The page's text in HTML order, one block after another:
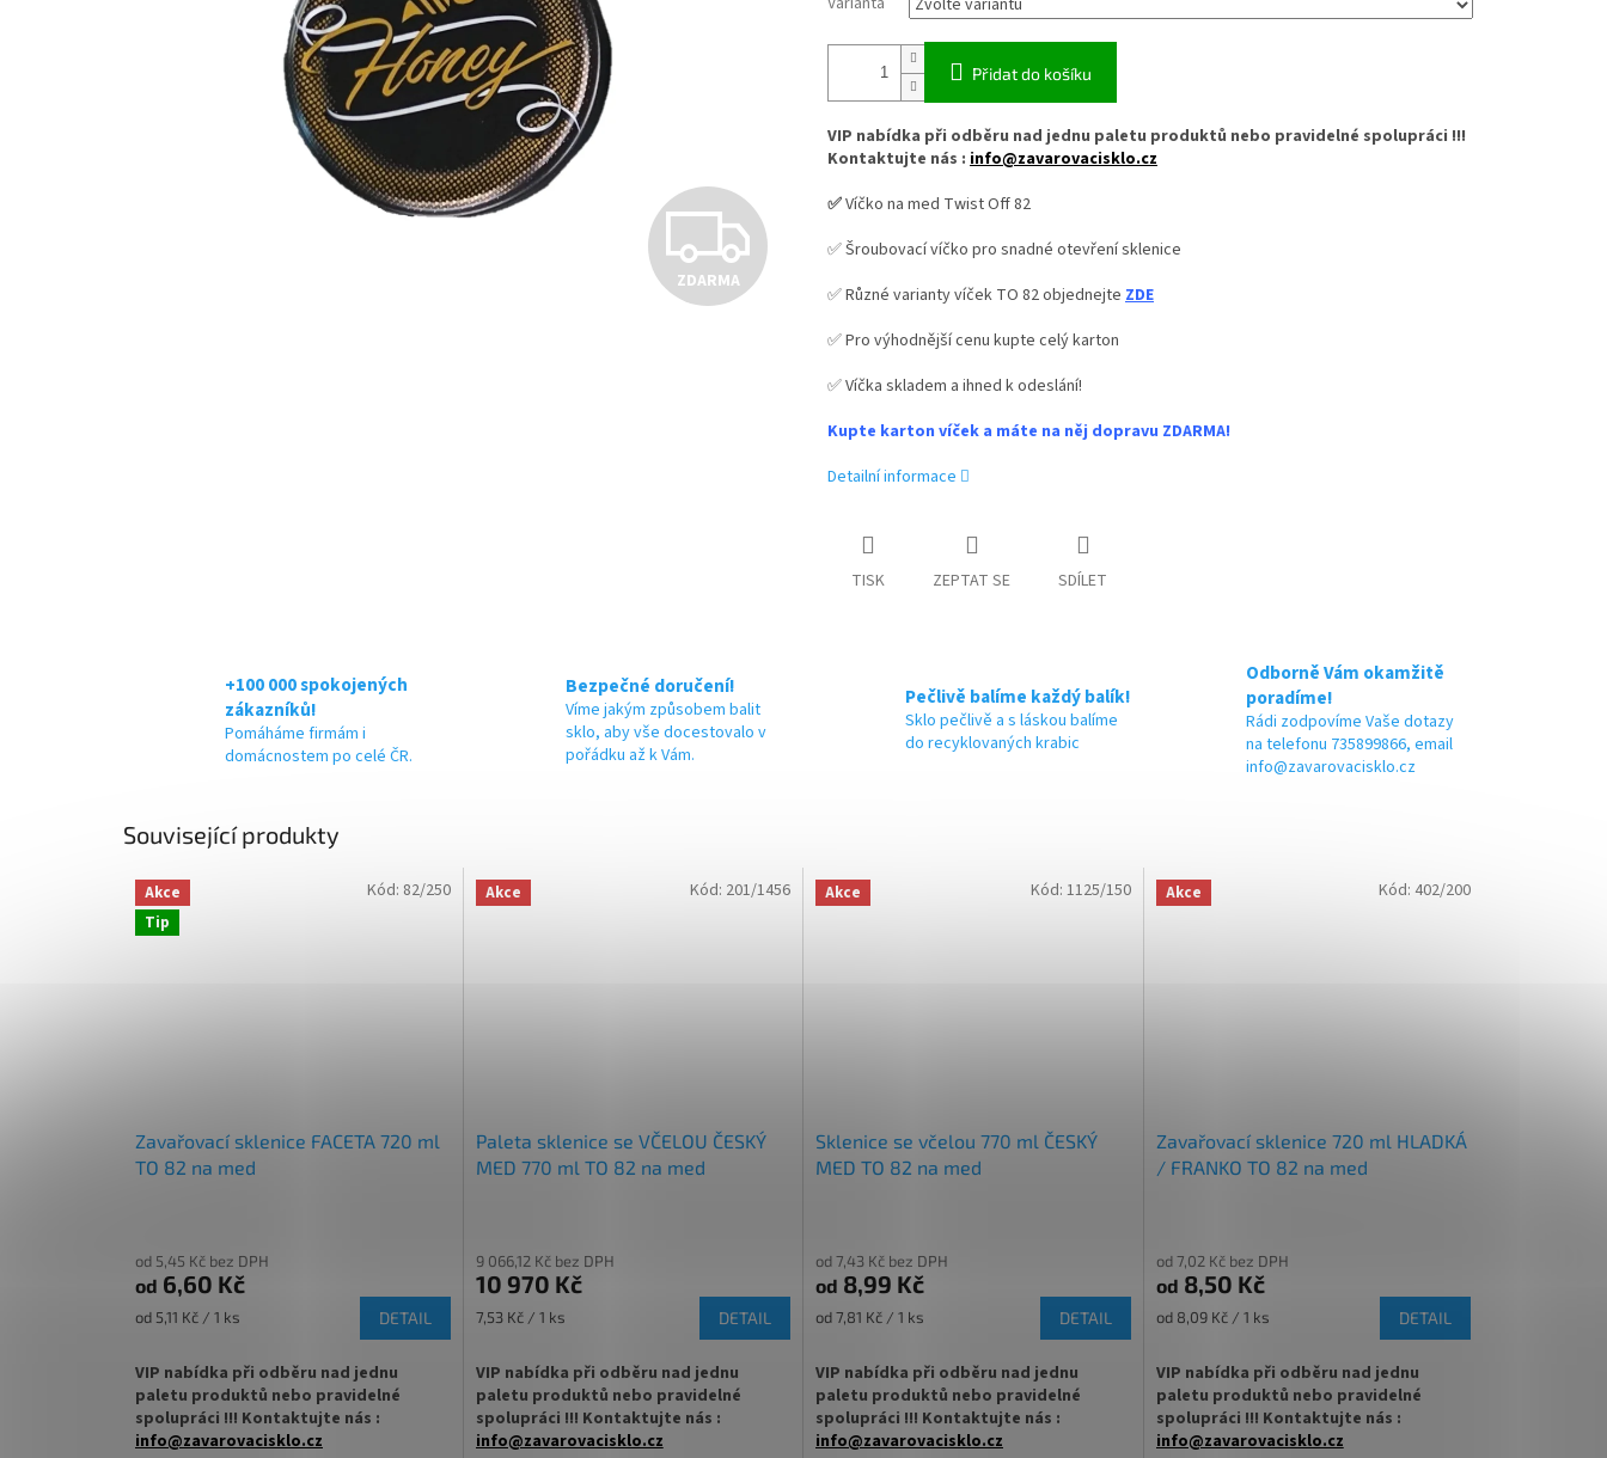
Z
ZDARMA
Přidat do košíku
VIP nabídka při odběru nad jednu paletu produktů nebo pravidelné spolupráci !!!
Kontaktujte nás : info@zavarovacisklo.cz
✅Víčko na med Twist Off 82
✅ Šroubovací víčko pro snadné otevření sklenice
✅ Různé varianty víček TO 82 objednejte ZDE
✅ Pro výhodnější cenu kupte celý karton
✅ Víčka skladem a ihned k odeslání!
Kupte karton víček a máte na něj dopravu ZDARMA!
Detailní informace
TISK ZEPTAT SE SDÍLET
+100 000 spokojených
zákazníků!
Pomáháme firmám i
domácnostem po celé ČR.
Bezpečné doručení!
Víme jakým způsobem balit
sklo, aby vše docestovalo v
pořádku až k Vám.
Pečlivě balíme každý balík!
Sklo pečlivě a s láskou balíme
do recyklovaných krabic
Odborně Vám okamžitě
poradíme!
Rádi zodpovíme Vaše dotazy
na telefonu 735899866, email
info@zavarovacisklo.cz
Související produkty
Akce
Tip
Zavařovací sklenice FACETA 720 ml
TO 82 na med
od 5,45 Kč bez DPH
od 6,60 Kč
Měrná
od 5,11 Kč / 1 ks DETAIL
VIP nabídka při odběru nad jednu
paletu produktů nebo pravidelné
spolupráci !!! Kontaktujte nás :
info@zavarovacisklo.cz
Kód: 82/250 Akce
Paleta sklenice se VČELOU ČESKÝ
MED 770 ml TO 82 na med
9 066,12 Kč bez DPH
10 970 Kč
Měrná
7,53 Kč / 1 ks DETAIL
VIP nabídka při odběru nad jednu
paletu produktů nebo pravidelné
spolupráci !!! Kontaktujte nás :
info@zavarovacisklo.cz
Kód: 201/1456 Akce
Sklenice se včelou 770 ml ČESKÝ
MED TO 82 na med
od 7,43 Kč bez DPH
od 8,99 Kč
Měrná
od 7,81 Kč / 1 ks DETAIL
VIP nabídka při odběru nad jednu
paletu produktů nebo pravidelné
spolupráci !!! Kontaktujte nás :
info@zavarovacisklo.cz
Kód: 1125/150 Akce
Zavařovací sklenice 720 ml HLADKÁ
/ FRANKO TO 82 na med
od 7,02 Kč bez DPH
od 8,50 Kč
Měrná
od 8,09 Kč / 1 ks DETAIL
VIP nabídka při odběru nad jednu
paletu produktů nebo pravidelné
spolupráci !!! Kontaktujte nás :
info@zavarovacisklo.cz
Kód: 402/200